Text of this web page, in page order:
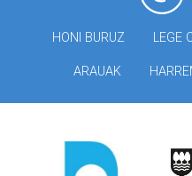
HONI BURUZ LEGE
ARAUAK